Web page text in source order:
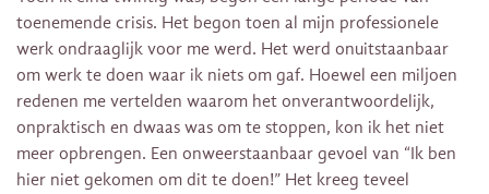
toenemende crisis. Het begon toen al mijn professionele
werk ondraaglijk voor me werd. Het werd onuitstaanbaar
om werk te doen waar ik niets om gaf. Hoewel een miljoen
redenen me vertelden waarom het onverantwoordelijk,
onpraktisch en dwaas was om te stoppen, kon ik het niet
meer opbrengen. Een onweerstaanbaar gevoel van “Ik ben
hier niet gekomen om dit te doen!” Het kreeg teveel